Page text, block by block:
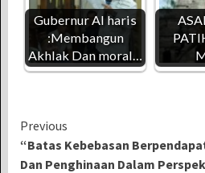
Gubernur Al haris
:Membangun
Akhlak Dan moral…
Continue
Reading
Previous
“Batas Kebebasan
Dan Penghinaan Dalam